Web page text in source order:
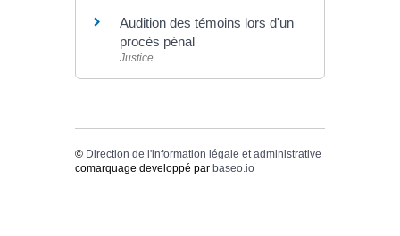
Audition des témoins lors d'un
procès pénal
Justice
© Direction de l'information légale et administrative
comarquage developpé par baseo.io